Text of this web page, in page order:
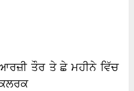
ਤੇ ਛੇ ਮਹੀਨੇ ਵਿੱਚ